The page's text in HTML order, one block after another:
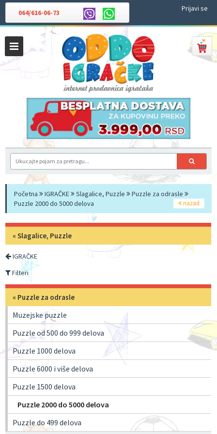
064/616-06-73 Prijavi se
Početna IGRAČKE Slagalice, Puzzle
Puzzle za odrasle
Puzzle 2000 do 5000 delova
nazad
«Slagalice, Puzzle
IGRAČKE
Filteri
« Puzzle za odrasle
Muzejske puzzle
Puzzle od 500 do 999 delova
Puzzle 1000 delova
Puzzle 6000 i više delova
Puzzle 1500 delova
Puzzle 2000 do 5000 delova
Puzzle do 499 delova